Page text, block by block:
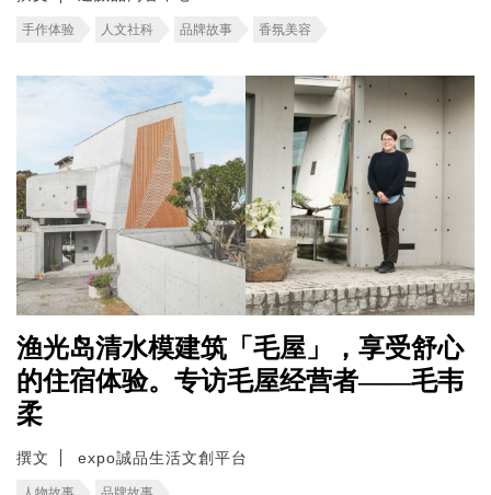
手作体验 人文社科 品牌故事 香氛美容
渔光岛清水模建筑「毛屋」，享受舒心
的住宿体验。专访毛屋经营者——毛韦
柔
撰文 expo誠品生活文創平台